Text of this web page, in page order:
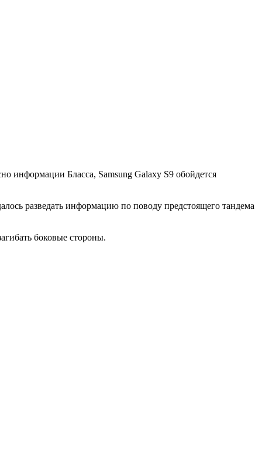
информации Бласса, Samsung Galaxy S9 обойдется
разведать информацию по поводу предстоящего тандема
боковые стороны.